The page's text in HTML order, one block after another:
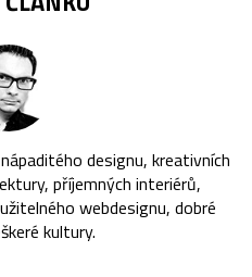
designu, kreativních
příjemných interiérů,
webdesignu, dobré
kultury.